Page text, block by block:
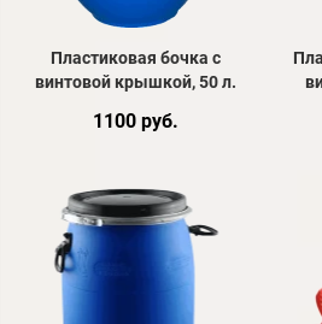
Пластиковая бочка с
винтовой крышкой, 50 л.
1100 руб.